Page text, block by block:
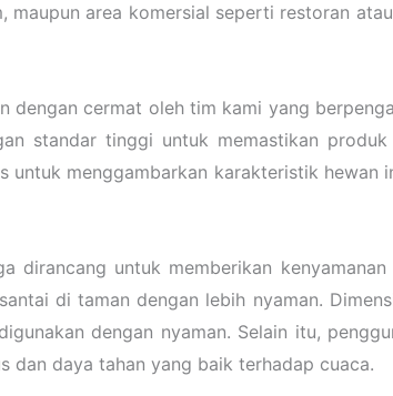
area komersial seperti restoran
cermat oleh tim kami yang
standar tinggi untuk memastikan
menggambarkan karakteristik hewan
untuk memberikan
di taman dengan lebih nyaman.
dengan nyaman. Selain itu,
dan daya tahan yang baik terhadap cuaca.